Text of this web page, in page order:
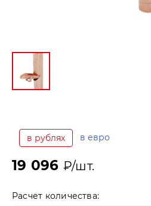
в рублях в евро
19 096 ₽/шт.
Расчет количества: